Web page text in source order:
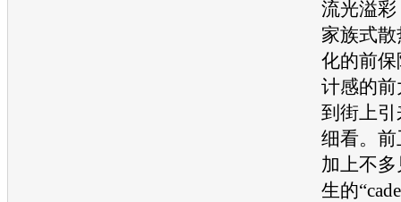
流光溢
家族式
化的前
计感的
到街上
细看。
加上不多
生的